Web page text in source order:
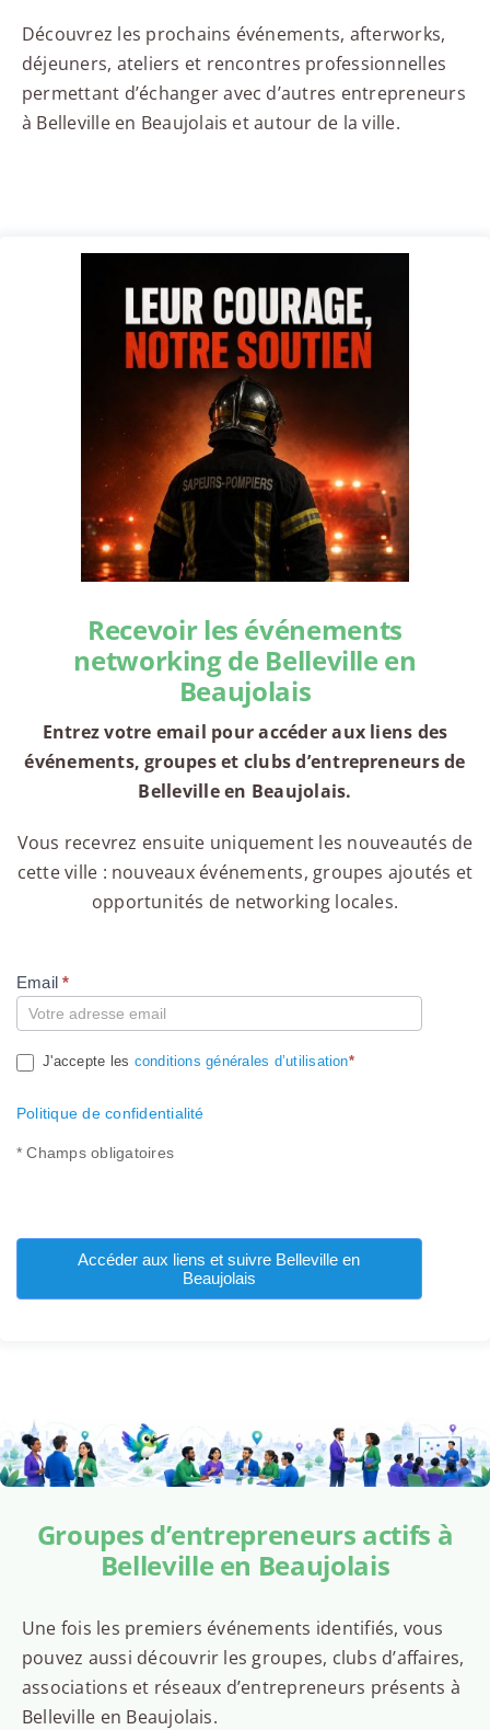
Découvrez les prochains événements, afterworks,
déjeuners, ateliers et rencontres professionnelles
permettant d’échanger avec d’autres entrepreneurs
à Belleville en Beaujolais et autour de la ville.
Recevoir les événements
networking de Belleville en
Beaujolais
Entrez votre email pour accéder aux liens des
événements, groupes et clubs d’entrepreneurs de
Belleville en Beaujolais.
Vous recevrez ensuite uniquement les nouveautés de
cette ville : nouveaux événements, groupes ajoutés et
opportunités de networking locales.
Compte
Email*
J'accepte les conditions générales d’utilisation*
Politique de confidentialité
* Champs obligatoires
Accéder aux liens et suivre Belleville en
Beaujolais
Groupes d’entrepreneurs actifs à
Belleville en Beaujolais
Une fois les premiers événements identifiés, vous
pouvez aussi découvrir les groupes, clubs d’affaires,
associations et réseaux d’entrepreneurs présents à
Belleville en Beaujolais.